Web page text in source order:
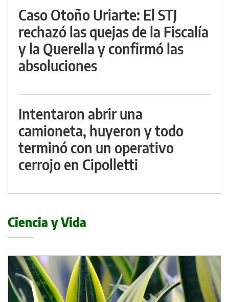
Caso Otoño Uriarte: El STJ
rechazó las quejas de la Fiscalía
y la Querella y confirmó las
absoluciones
Intentaron abrir una
camioneta, huyeron y todo
terminó con un operativo
cerrojo en Cipolletti
Ciencia y Vida